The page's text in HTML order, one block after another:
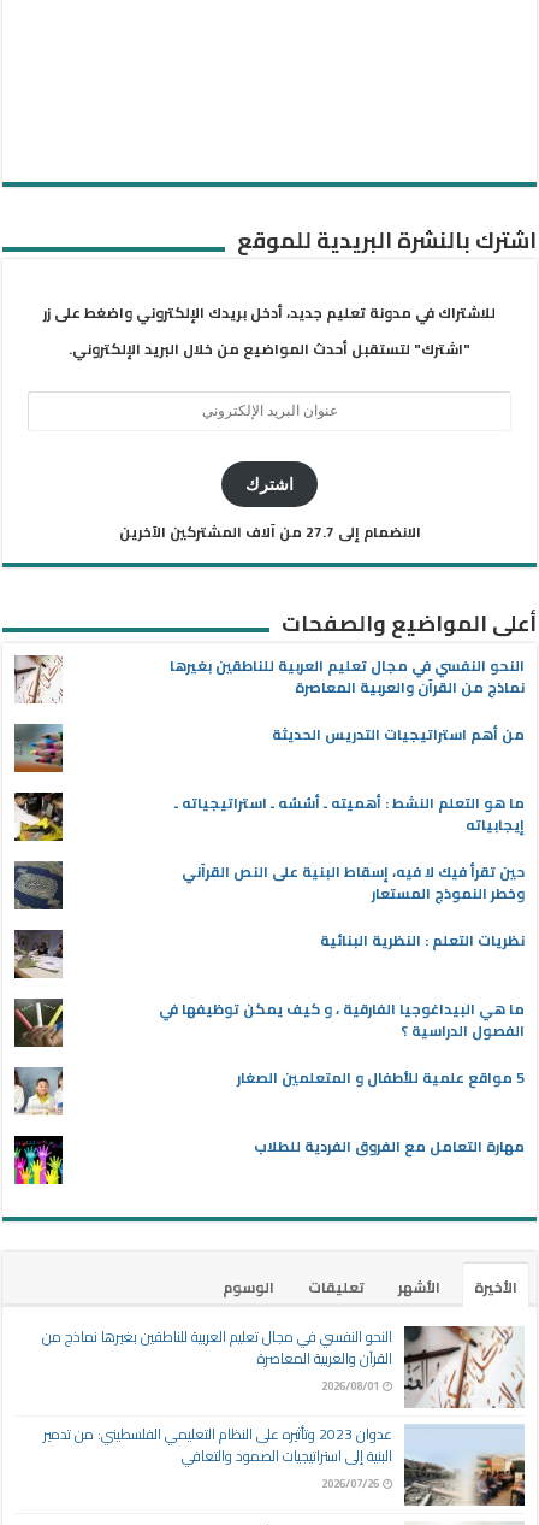
اشترك بالنشرة البريدية للموقع
للاشتراك في مدونة تعليم جديد، أدخل بريدك الإلكتروني واضغط على زر
"اشترك" لتستقبل أحدث المواضيع من خلال البريد الإلكتروني.
اشترك
الانضمام إلى 27.7 من آلاف المشتركين الآخرين
أعلى المواضيع والصفحات
النحو النفسي في مجال تعليم العربية للناطقين بغيرها
نماذج من القرآن والعربية المعاصرة
من أهم استراتيجيات التدريس الحديثة
ما هو التعلم النشط : أهميته ـ أسُسُه ـ استراتيجياته ـ
إيجابياته
حين تقرأ فيك لا فيه، إسقاط البنية على النص القرآني
وخطر النموذج المستعار
نظريات التعلم : النظرية البنائية
ما هي البيداغوجيا الفارقية ، و كيف يمكن توظيفها في
الفصول الدراسية ؟
5 مواقع علمية للأطفال و المتعلمين الصغار
مهارة التعامل مع الفروق الفردية للطلاب
الأخيرة الأشهر تعليقات
الوسوم
النحو النفسي في مجال تعليم العربية للناطقين بغيرها نماذج من
القرآن والعربية المعاصرة
2026/08/01
عدوان 2023 وتأثيره على النظام التعليمي الفلسطيني: من تدمير
البنية إلى استراتيجيات الصمود والتعافي
2026/07/26